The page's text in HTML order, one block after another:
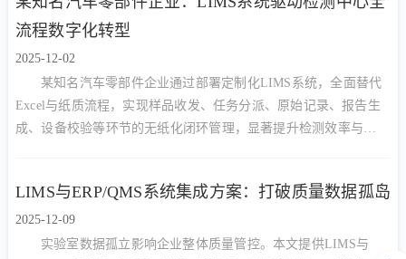
流程数字化转型
2025-12-02
某知名汽车零部件企业通过部署定制化LIMS系统，全面替代
Excel与纸质流程，实现样品收发、任务分派、原始记录、报告生
成、设备校验等环节的无纸化闭环管理，显著提升检测效率与
LIMS与ERP/QMS系统集成方案：打破质量数据孤岛
2025-12-09
实验室数据孤立影响企业整体质量管控。本文提供LIMS与